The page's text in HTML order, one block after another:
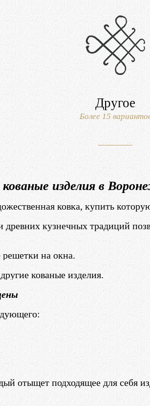
Другое
Более 15
изделия в
ковка, купить
кузнечных традиций
на окна.
кованые изделия.
отыщет подходящее для себя